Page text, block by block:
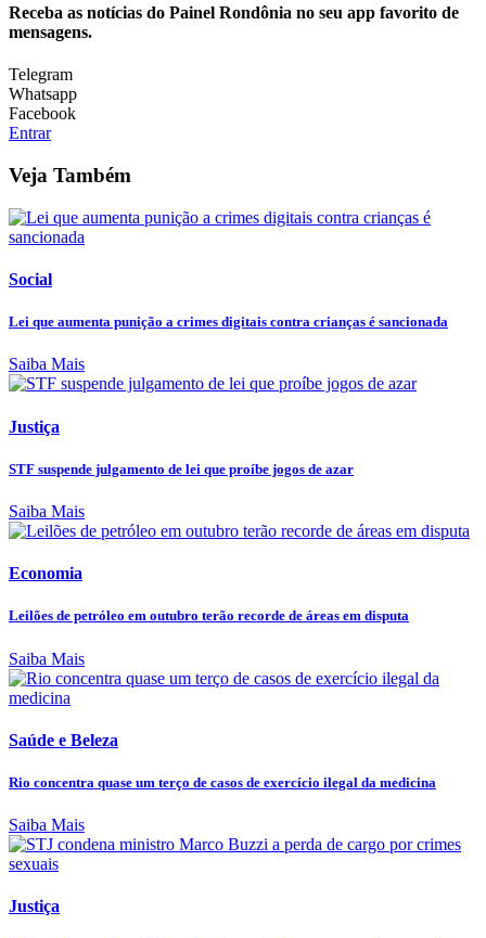
Receba as notícias do Painel Rondônia no seu app favorito de
mensagens.
Telegram
Whatsapp
Facebook
Entrar
Veja Também
Social
Lei que aumenta punição a crimes digitais contra crianças é sancionada
Saiba Mais
Justiça
STF suspende julgamento de lei que proíbe jogos de azar
Saiba Mais
Economia
Leilões de petróleo em outubro terão recorde de áreas em disputa
Saiba Mais
Saúde e Beleza
Rio concentra quase um terço de casos de exercício ilegal da medicina
Saiba Mais
Justiça